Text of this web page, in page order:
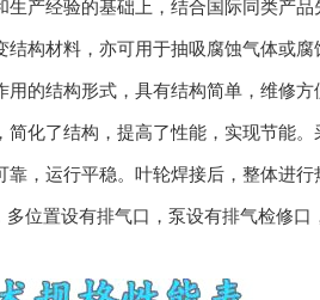
经验的基础上，结合国际同类产品
构材料，亦可用于抽吸腐蚀气体或
的结构形式，具有结构简单，维修
化了结构，提高了性能，实现节能
，运行平稳。叶轮焊接后，整体进
位置设有排气口，泵设有排气检修